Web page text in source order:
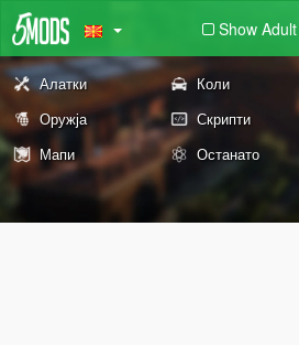
Show Adult
Алатки Коли
Оружја
Скрипти
Мапи
Останато